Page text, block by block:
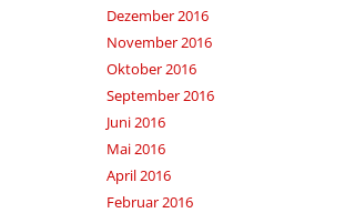
Dezember 2016
November 2016
Oktober 2016
September 2016
Juni 2016
Mai 2016
April 2016
Februar 2016